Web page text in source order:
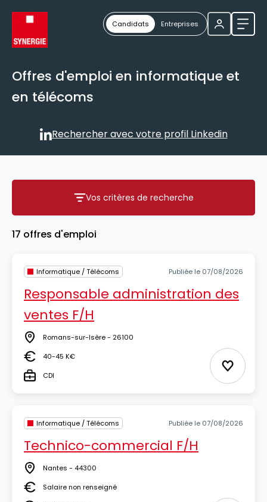
Candidats Entreprises
Offres d'emploi en informatique et
en télécoms
Rechercher avec votre
Rechercher avec votre profil Linkedin
Vos critères de recherche
Vos critères de recherche
17 offres d'emploi
Informatique / Télécoms Publiée le 07/08/2026
Responsable administration des
ventes F/H
Lieu Romans-sur-Isère - 26100
Salaire40-45 K€
TypeCDI Ajouter
Informatique / Télécoms Publiée le 07/08/2026
Technico-commercial F/H
Lieu Nantes - 44300
SalaireSalaire non renseigné